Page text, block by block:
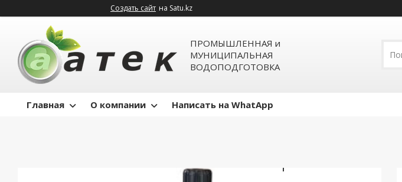
Создать сайт на Satu.kz
ПРОМЫШЛЕННАЯ и
МУНИЦИПАЛЬНАЯ
ВОДОПОДГОТОВКА
Главная О компании Написать на WhatApp